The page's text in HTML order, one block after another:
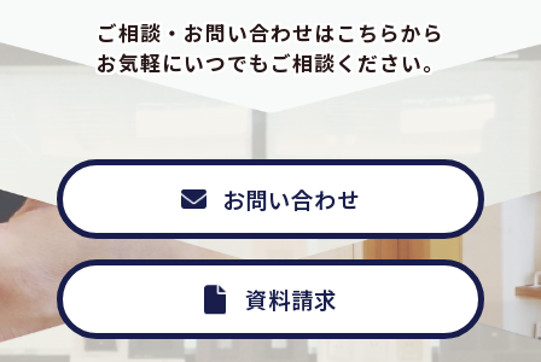
ご相談・お問い合わせはこちらから
お気軽にいつでもご相談ください。
お問い合わせ
資料請求